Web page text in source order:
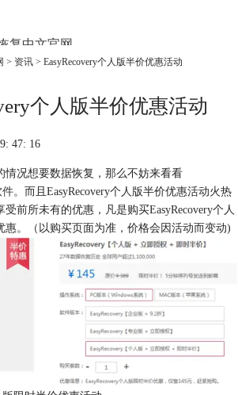
复中文官网
> 资讯 > EasyRecovery个人版半价优惠活动
个人版半价优惠活动
47: 16
情况想要数据恢复，那么不妨来看看
件。而且EasyRecovery个人版半价优惠活动火热
前所未有的优惠，凡是购买EasyRecovery个人
惠。（以购买页面为准，价格会因活动而变动)